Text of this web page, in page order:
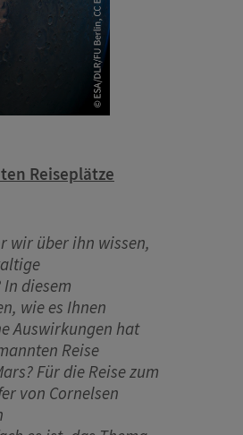
Reiseplätze
wir über ihn wissen,
diesem
wie es Ihnen
Auswirkungen hat
Reise
Für die Reise zum
von Cornelsen